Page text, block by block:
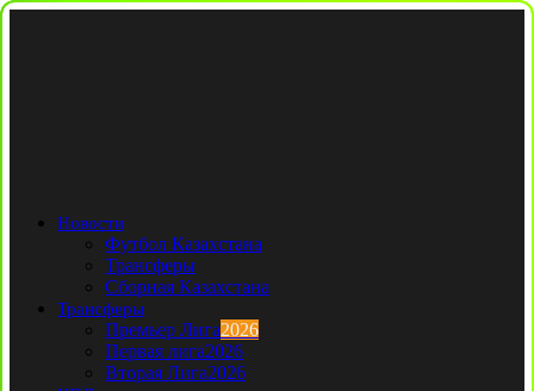
Новости
Футбол Казахстана
Трансферы
Сборная Казахстана
Трансферы
Премьер Лига2026
Первая лига2026
Вторая Лига2026